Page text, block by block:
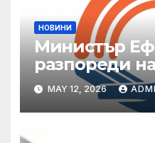
НОВИНИ
Министър
разпореди
готовност за
подкрепа на
валежи и
MAY 12, 2026